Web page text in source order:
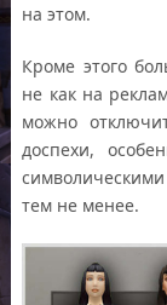
на этом.
Кроме этого
не как на
можно
доспехи,
тем не менее.